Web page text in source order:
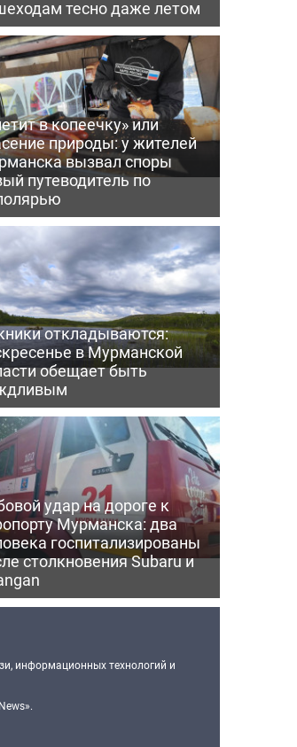
тесно даже летом
в копеечку» или
природы: у жителей
вызвал споры
путеводитель по
откладываются:
в Мурманской
обещает быть
удар на дороге к
Мурманска: два
госпитализированы
столкновения Subaru и
информационных технологий и